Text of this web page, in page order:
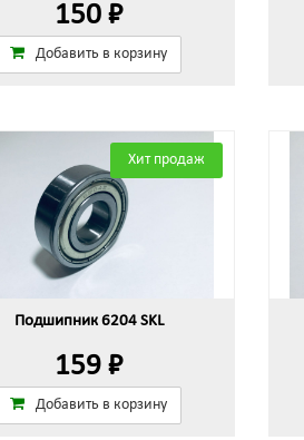
150 ₽
Добавить в корзину
Хит продаж
Подшипник 6204 SKL
159 ₽
Добавить в корзину